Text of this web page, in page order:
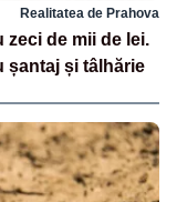
Realitatea de Prahova
zeci de mii de lei.
șantaj și tâlhărie